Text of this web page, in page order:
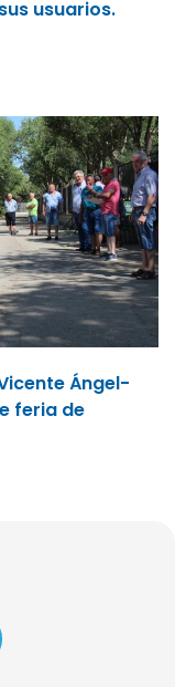
usuarios.
Ángel-
feria de